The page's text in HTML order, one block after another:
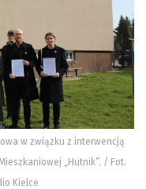
w związku z interwencją
„Hutnik”. / Fot.
Kielce